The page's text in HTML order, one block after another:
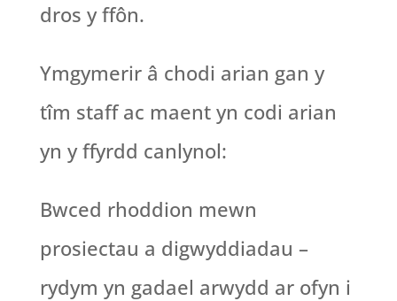
dros y ffôn.
Ymgymerir â chodi arian gan y
tîm staff ac maent yn codi arian
yn y ffyrdd canlynol:
Bwced rhoddion mewn
prosiectau a digwyddiadau –
rydym yn gadael arwydd ar ofyn i